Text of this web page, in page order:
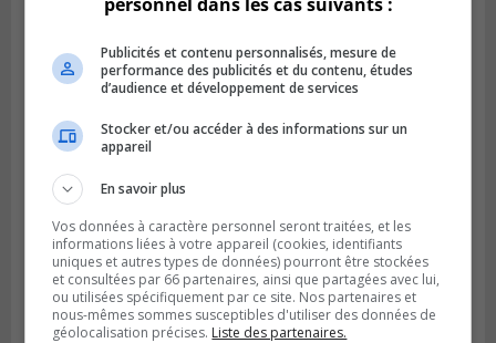
BOUCHERVILLE
Publié le 13 juillet 2026 à 10h43
Boucherville et le CSSP discutent d’une
Planification scolaire
Publicités et contenu personnalisés, mesure de
performance des publicités et du contenu, études
d’audience et développement de services
Stocker et/ou accéder à des informations sur un
appareil
En savoir plus
Vos données à caractère personnel seront traitées, et les
informations liées à votre appareil (cookies, identifiants
uniques et autres types de données) pourront être stockées
et consultées par 66 partenaires, ainsi que partagées avec lui,
ou utilisées spécifiquement par ce site. Nos partenaires et
nous-mêmes sommes susceptibles d'utiliser des données de
géolocalisation précises. Liste des partenaires.